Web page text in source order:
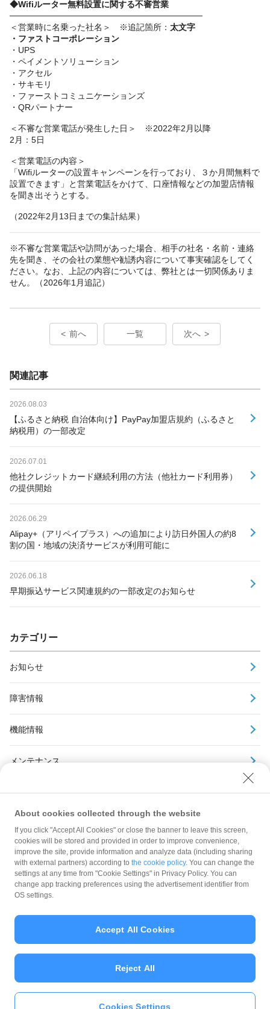
◆Wifiルーター無料設置に関する不審営業
────────────────────────────────
＜営業時に名乗った社名＞ ※追記箇所： 太文字
・ファストコーポレーション
・UPS
・ペイメントソリューション
・アクセル
・サキモリ
・ファーストコミュニケーションズ
・QRパートナー
＜不審な営業電話が発生した日＞ ※2022年2月以降
2月：5日
＜営業電話の内容＞
「Wifiルーターの設置キャンペーンを行っており、３か月間無料で
設置できます」と営業電話をかけて、口座情報などの加盟店情報
を聞き出そうとする。
（2022年2月13日までの集計結果）
※不審な営業電話や訪問があった場合、相手の社名・名前・連絡
先を聞き、その会社の業態や勧誘内容について事実確認をしてく
ださい。なお、上記の内容については、弊社とは一切関係ありま
せん。（2026年1月追記）
前へ 一覧 次へ
関連記事
2026.08.03
【ふるさと納税 自治体向け】PayPay加盟店規約（ふるさと
納税用）の一部改定
2026.07.01
他社クレジットカード継続利用の方法（他社カード利用券）
の提供開始
2026.06.29
Alipay+（アリペイプラス）への追加により訪日外国人の約8
割の国・地域の決済サービスが利用可能に
2026.06.18
早期振込サービス関連規約の一部改定のお知らせ
カテゴリー
お知らせ
障害情報
機能情報
メンテナンス
規約
ガイドライン
About cookies collected through the website
If you click "Accept All Cookies" or close the banner to leave this screen,
cookies will be stored and provided in order to improve convenience,
improve the site, provide information and analyze data (including sharing
with external partners) according to the cookie policy. You can change the
settings at any time from "Cookie Settings" in Privacy Policy. You can
change app tracking preferences using the advertisement identifier from
OS settings.
Cookies Settings
Reject All
Accept All Cookies